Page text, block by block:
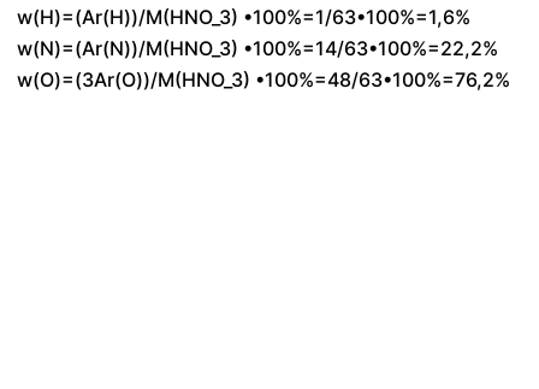
w(H)=(Ar(H))/M(HNO_3) •100%=1/63•100%=1,6%
w(N)=(Ar(N))/M(HNO_3) •100%=14/63•100%=22,2%
w(O)=(3Ar(O))/M(HNO_3) •100%=48/63•100%=76,2%